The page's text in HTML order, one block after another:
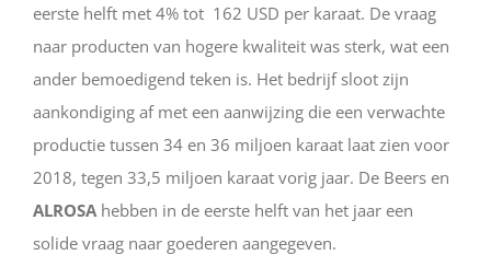
eerste helft met 4% tot 162 USD per karaat. De vraag
naar producten van hogere kwaliteit was sterk, wat een
ander bemoedigend teken is. Het bedrijf sloot zijn
aankondiging af met een aanwijzing die een verwachte
productie tussen 34 en 36 miljoen karaat laat zien voor
2018, tegen 33,5 miljoen karaat vorig jaar. De Beers en
ALROSA hebben in de eerste helft van het jaar een
solide vraag naar goederen aangegeven.